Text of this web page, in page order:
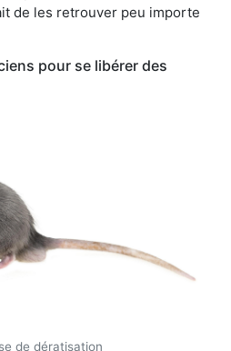
de les retrouver peu importe
pour se libérer des
de dératisation